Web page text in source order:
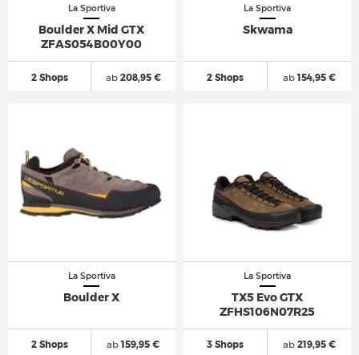
La Sportiva
Boulder X Mid GTX
ZFAS054B00Y00
2 Shops ab208,95 €
La Sportiva
Skwama
2 Shops ab154,95 €
La Sportiva
Boulder X
2 Shops ab159,95 €
La Sportiva
TX5 Evo GTX
ZFHS106N07R25
3 Shops ab219,95 €